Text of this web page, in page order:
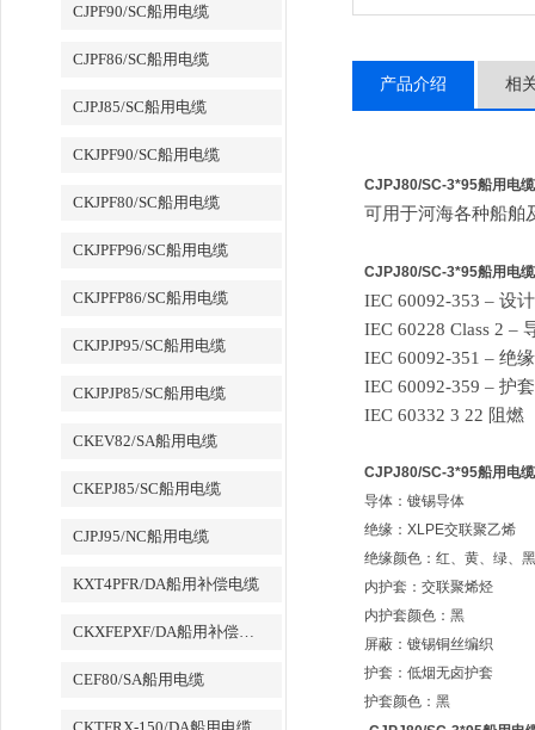
CJPF90/SC船用电缆
CJPF86/SC船用电缆
CJPJ85/SC船用电缆
CKJPF90/SC船用电缆
CKJPF80/SC船用电缆
CKJPFP96/SC船用电缆
CKJPFP86/SC船用电缆
CKJPJP95/SC船用电缆
CKJPJP85/SC船用电缆
CKEV82/SA船用电缆
CKEPJ85/SC船用电缆
CJPJ95/NC船用电缆
KXT4PFR/DA船用补偿电缆
CKXFEPXF/DA船用补偿电缆
CEF80/SA船用电缆
产品介绍 相
CJPJ80/SC-3*95船用电缆
可用于河海各种船舶
CJPJ80/SC-3*95船用电缆
IEC 60092-353 – 设计
IEC 60228 Class 2 –
IEC 60092-351 – 绝缘
IEC 60092-359 – 护套
IEC 60332 3 22 阻燃
CJPJ80/SC-3*95船用电缆
导体：镀锡导体
绝缘：XLPE交联聚乙烯
绝缘颜色： 红、黄、绿、
内护套： 交联聚烯烃
内护套颜色： 黑
屏蔽：镀锡铜丝编织
护套： 低烟无卤护套
护套颜色：黑